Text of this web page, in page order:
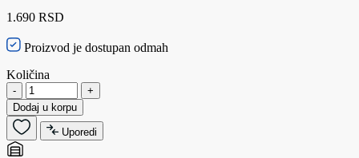
1.690 RSD
Proizvod je dostupan odmah
Količina
-
+
Dodaj u korpu
Uporedi